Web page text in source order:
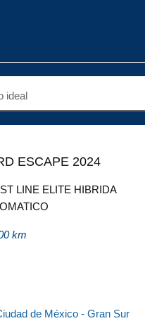
ideal
ESCAPE 2024
LINE ELITE HIBRIDA
km
de México - Gran Sur